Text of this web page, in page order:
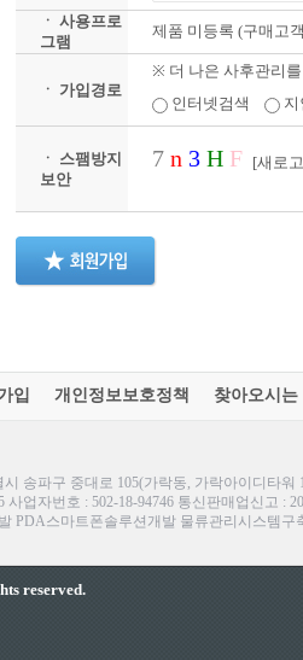
ㆍ 사용프로
그램
제품 미등록 (구매고
ㆍ 가입경로
※ 더 나은 사후관리
인터넷검색
ㆍ 스팸방지
보안
7 n 3 H F [새로
입 개인정보보호정책 찾아오시는
송파구 중대로 105(가락동, 가락아이디타워
사업자번호 : 502-18-94746 통신판매업신고 :
PDA스마트폰솔루션개발 물류관리시스템구
reserved.